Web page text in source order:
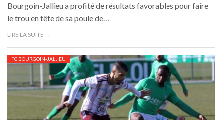
Bourgoin-Jallieu a profité de résultats favorables pour faire
le trou en tête de sa poule de…
LIRE LA SUITE →
FC BOURGOIN-JALLIEU